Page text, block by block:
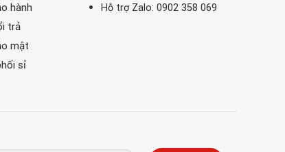
hành
trả
mật
sỉ
Hỗ trợ Zalo: 0902 358 069